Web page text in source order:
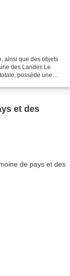
ainsi que des objets
des Landes Le
possède une
et des